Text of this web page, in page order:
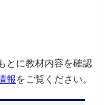
とに教材内容を確認
報 をご覧ください。